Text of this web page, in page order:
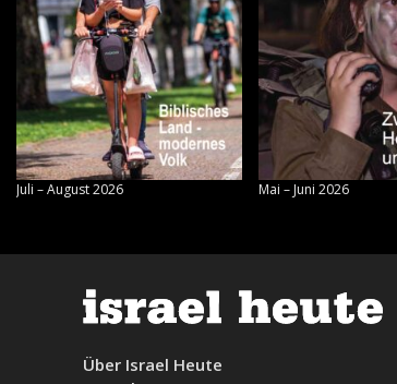
Juli – August 2026 Mai – Juni 2026
Über Israel Heute